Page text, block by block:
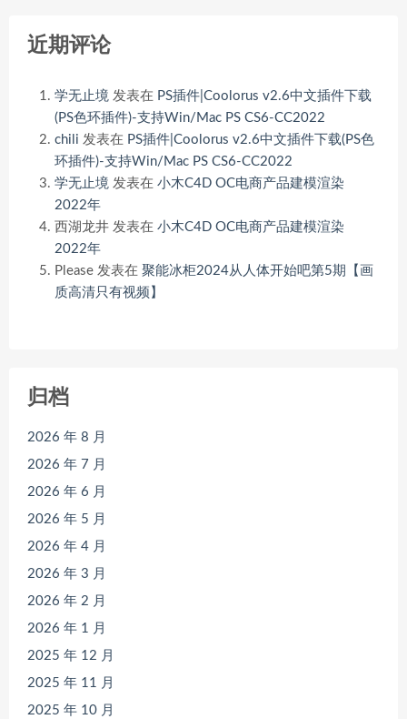
近期评论
学无止境 发表在 PS插件|Coolorus v2.6中文插件下载
(PS色环插件)-支持Win/Mac PS CS6-CC2022
chili 发表在 PS插件|Coolorus v2.6中文插件下载(PS色
环插件)-支持Win/Mac PS CS6-CC2022
学无止境 发表在 小木C4D OC电商产品建模渲染
2022年
西湖龙井 发表在 小木C4D OC电商产品建模渲染
2022年
Please 发表在 聚能冰柜2024从人体开始吧第5期【画
质高清只有视频】
归档
2026 年 8 月
2026 年 7 月
2026 年 6 月
2026 年 5 月
2026 年 4 月
2026 年 3 月
2026 年 2 月
2026 年 1 月
2025 年 12 月
2025 年 11 月
2025 年 10 月